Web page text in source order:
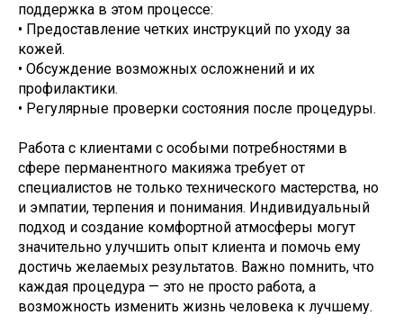
поддержка в этом процессе:
• Предоставление четких инструкций по уходу за
кожей.
• Обсуждение возможных осложнений и их
профилактики.
• Регулярные проверки состояния после процедуры.
Работа с клиентами с особыми потребностями в
сфере перманентного макияжа требует от
специалистов не только технического мастерства, но
и эмпатии, терпения и понимания. Индивидуальный
подход и создание комфортной атмосферы могут
значительно улучшить опыт клиента и помочь ему
достичь желаемых результатов. Важно помнить, что
каждая процедура — это не просто работа, а
возможность изменить жизнь человека к лучшему.